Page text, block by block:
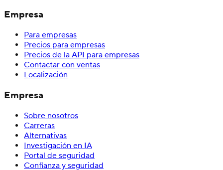
Empresa
Para empresas
Precios para empresas
Precios de la API para empresas
Contactar con ventas
Localización
Empresa
Sobre nosotros
Carreras
Alternativas
Investigación en IA
Portal de seguridad
Confianza y seguridad